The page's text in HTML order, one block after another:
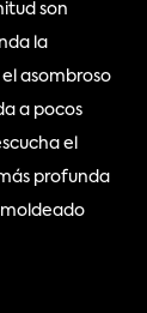
son
la
asombroso
a pocos
el
profunda
moldeado